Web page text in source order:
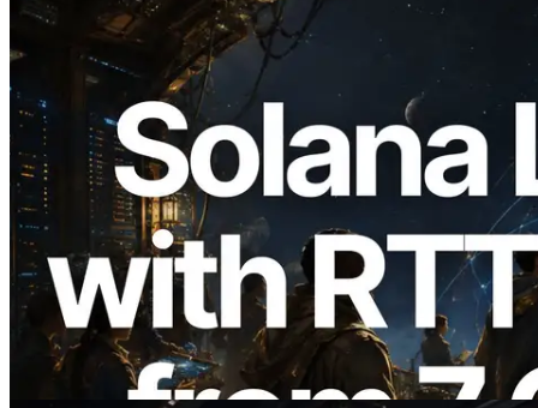
2026.08.05
ERPC expande a Solana Leader Slot API
com medição de ping a partir de 7 regiões
globais — Validators Information API
também lançada